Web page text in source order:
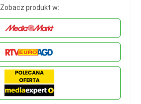
Zobacz produkt w: